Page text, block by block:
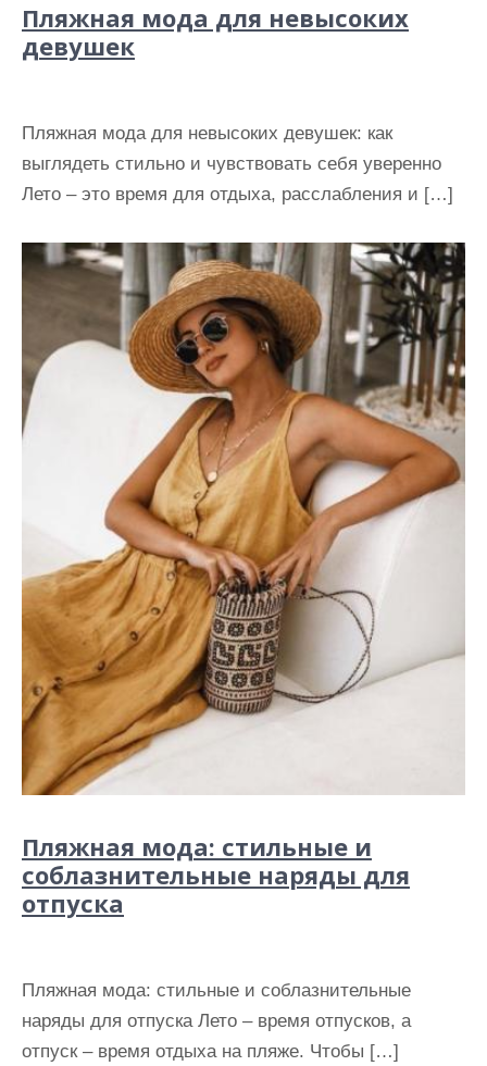
Пляжная мода для невысоких
девушек
Пляжная мода для невысоких девушек: как
выглядеть стильно и чувствовать себя уверенно
Лето – это время для отдыха, расслабления и […]
Пляжная мода: стильные и
соблазнительные наряды для
отпуска
Пляжная мода: стильные и соблазнительные
наряды для отпуска Лето – время отпусков, а
отпуск – время отдыха на пляже. Чтобы […]